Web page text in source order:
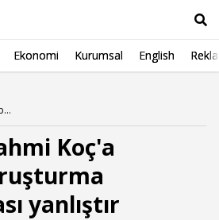
Ekonomi Kurumsal English
Politika Haberleri
Koç'a
yanlıştır